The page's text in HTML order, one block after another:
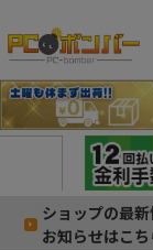
ショップの最
お知らせはこち